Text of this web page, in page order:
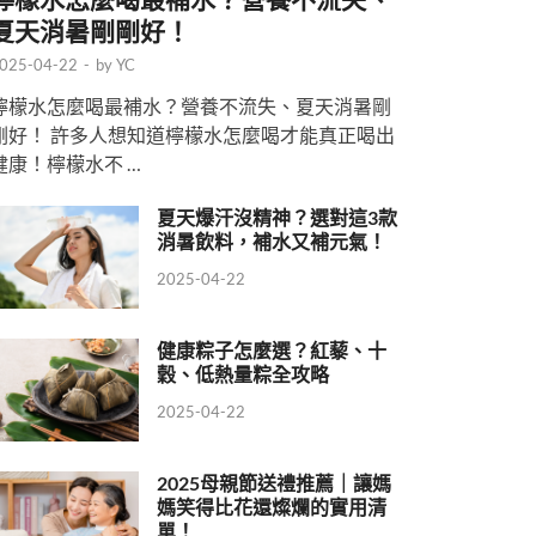
天消暑剛剛好！
04-22 - byYC
檬水怎麼喝最補水？營養不流失、夏天消暑剛
好！ 許多人想知道檸檬水怎麼喝才能真正喝出
康！檸檬水不 …
夏天爆汗沒精神？選對這3款
消暑飲料，補水又補元氣！
2025-04-22
健康粽子怎麼選？紅藜、十
穀、低熱量粽全攻略
2025-04-22
2025母親節送禮推薦｜讓媽
媽笑得比花還燦爛的實用清
單！